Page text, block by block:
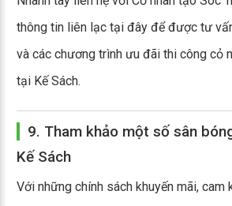
thông tin liên lạc tại đây để được tư
và các chương trình ưu đãi thi công cỏ
tại Kế Sách.
9. Tham khảo một số sân
Kế Sách
Với những chính sách khuyến mãi, cam